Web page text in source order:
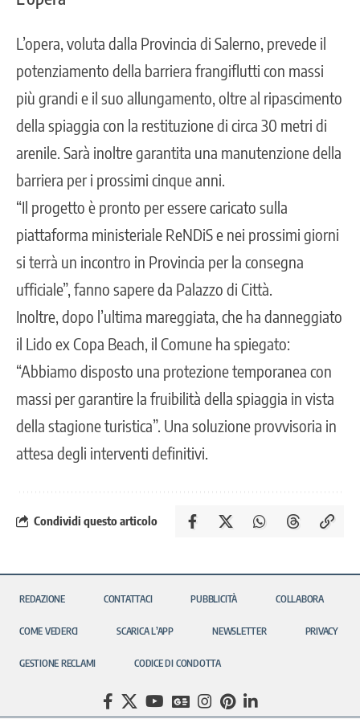
L’opera, voluta dalla Provincia di Salerno, prevede il
potenziamento della barriera frangiflutti con massi
più grandi e il suo allungamento, oltre al ripascimento
della spiaggia con la restituzione di circa 30 metri di
arenile. Sarà inoltre garantita una manutenzione della
barriera per i prossimi cinque anni.
“Il progetto è pronto per essere caricato sulla
piattaforma ministeriale ReNDiS e nei prossimi giorni
si terrà un incontro in Provincia per la consegna
ufficiale”, fanno sapere da Palazzo di Città.
Inoltre, dopo l’ultima mareggiata, che ha danneggiato
il Lido ex Copa Beach, il Comune ha spiegato:
“Abbiamo disposto una protezione temporanea con
massi per garantire la fruibilità della spiaggia in vista
della stagione turistica”. Una soluzione provvisoria in
attesa degli interventi definitivi.
Condividi questo articolo
REDAZIONE CONTATTACI PUBBLICITÀ COLLABORA
COME VEDERCI SCARICA L’APP NEWSLETTER PRIVACY
GESTIONE RECLAMI CODICE DI CONDOTTA